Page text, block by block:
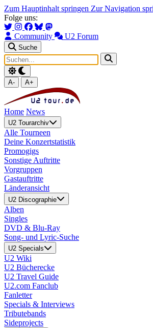
Zum Hauptinhalt springen Zur Navigation
Folge uns:
Community U2 Forum
Suche
A- A+
Home News
U2 Tourarchiv
Alle Tourneen
Deine Konzertstatistik
Promogigs
Sonstige Auftritte
Vorgruppen
Gastauftritte
Länderansicht
U2 Discographie
Alben
Singles
DVD & Blu-Ray
Song- und Lyric-Suche
U2 Specials
U2 Wiki
U2 Bücherecke
U2 Travel Guide
U2.com Fanclub
Fanletter
Specials & Interviews
Tributebands
Sideprojects